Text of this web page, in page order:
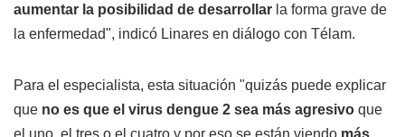
aumentar la posibilidad de desarrollar la forma grave de
la enfermedad", indicó Linares en diálogo con Télam.
Para el especialista, esta situación "quizás puede explicar
que no es que el virus dengue 2 sea más agresivo que